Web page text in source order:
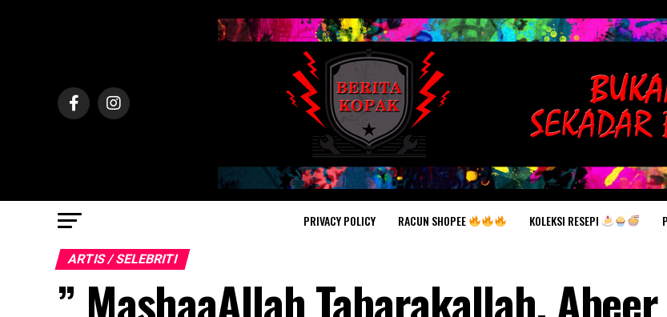
PRIVACY POLICY RACUN SHOPEE KOLEKSI RESEPI
ARTIS / SELEBRITI
” MashaaAllah Tabarakallah,